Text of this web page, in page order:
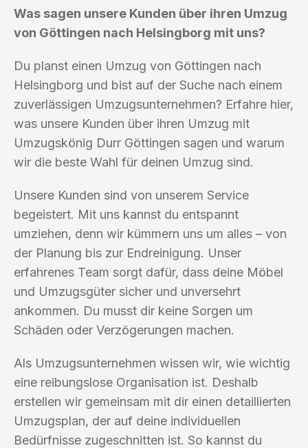
Was sagen unsere Kunden über ihren Umzug
von Göttingen nach Helsingborg mit uns?
Du planst einen Umzug von Göttingen nach
Helsingborg und bist auf der Suche nach einem
zuverlässigen Umzugsunternehmen? Erfahre hier,
was unsere Kunden über ihren Umzug mit
Umzugskönig Durr Göttingen sagen und warum
wir die beste Wahl für deinen Umzug sind.
Unsere Kunden sind von unserem Service
begeistert. Mit uns kannst du entspannt
umziehen, denn wir kümmern uns um alles – von
der Planung bis zur Endreinigung. Unser
erfahrenes Team sorgt dafür, dass deine Möbel
und Umzugsgüter sicher und unversehrt
ankommen. Du musst dir keine Sorgen um
Schäden oder Verzögerungen machen.
Als Umzugsunternehmen wissen wir, wie wichtig
eine reibungslose Organisation ist. Deshalb
erstellen wir gemeinsam mit dir einen detaillierten
Umzugsplan, der auf deine individuellen
Bedürfnisse zugeschnitten ist. So kannst du